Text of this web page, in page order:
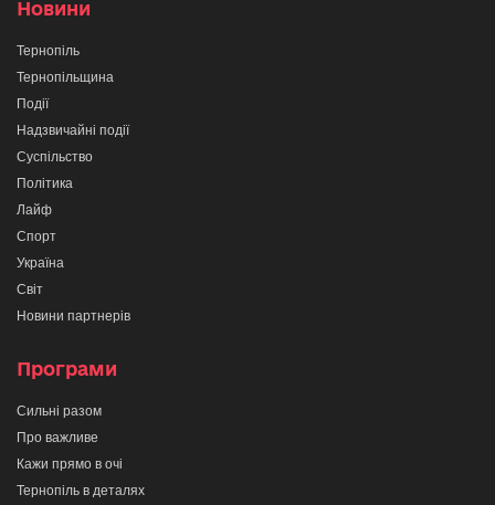
Новини
Тернопіль
Тернопільщина
Події
Надзвичайні події
Суспільство
Політика
Лайф
Спорт
Україна
Світ
Новини партнерів
Програми
Сильні разом
Про важливе
Кажи прямо в очі
Тернопіль в деталях